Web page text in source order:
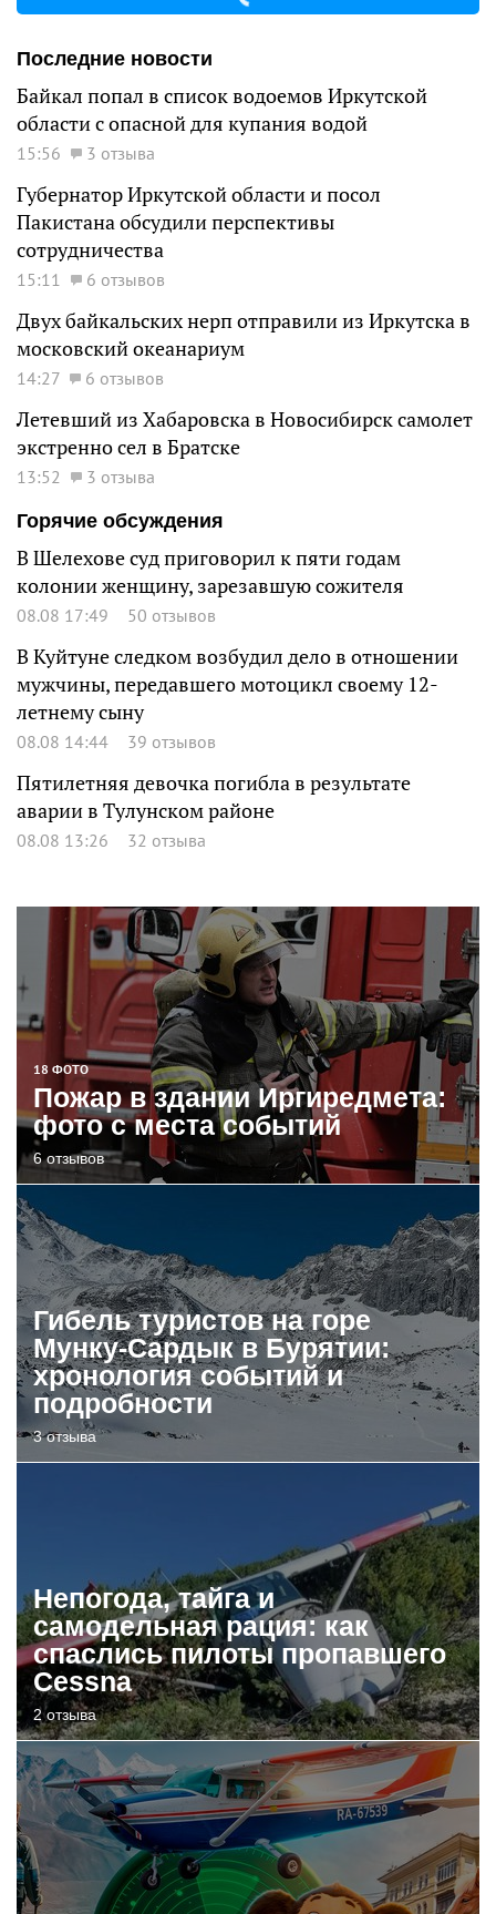
Последние новости
Байкал попал в список водоемов Иркутской
области с опасной для купания водой
15:56 3 отзыва
Губернатор Иркутской области и посол
Пакистана обсудили перспективы
сотрудничества
15:11 6 отзывов
Двух байкальских нерп отправили из Иркутска в
московский океанариум
14:27 6 отзывов
Летевший из Хабаровска в Новосибирск самолет
экстренно сел в Братске
13:52
3 отзыва
Горячие обсуждения
В Шелехове суд приговорил к пяти годам
колонии женщину, зарезавшую сожителя
08.08 17:49 50 отзывов
В Куйтуне следком возбудил дело в отношении
мужчины, передавшего мотоцикл своему 12-
летнему сыну
08.08 14:44 39 отзывов
Пятилетняя девочка погибла в результате
аварии в Тулунском районе
08.08 13:26 32 отзыва
18 ФОТО
Пожар в здании Иргиредмета:
фото с места событий
6 отзывов
Гибель туристов на горе
Мунку-Сардык в Бурятии:
хронология событий и
подробности
3 отзыва
Непогода, тайга и
самодельная рация: как
спаслись пилоты пропавшего
Cessna
2 отзыва